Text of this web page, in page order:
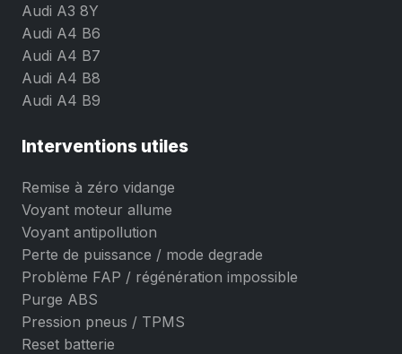
Audi A3 8Y
Audi A4 B6
Audi A4 B7
Audi A4 B8
Audi A4 B9
Interventions utiles
Remise à zéro vidange
Voyant moteur allume
Voyant antipollution
Perte de puissance / mode degrade
Problème FAP / régénération impossible
Purge ABS
Pression pneus / TPMS
Reset batterie